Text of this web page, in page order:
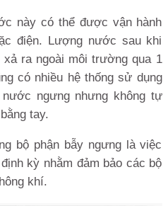
này có thể được vận hành
điện. Lượng nước sau khi
ra ngoài môi trường qua 1
có nhiều hệ thống sử dụng
ngưng nhưng không tự
tay.
bộ phận bẫy ngưng là việc
kỳ nhằm đảm bảo các bộ
khí.